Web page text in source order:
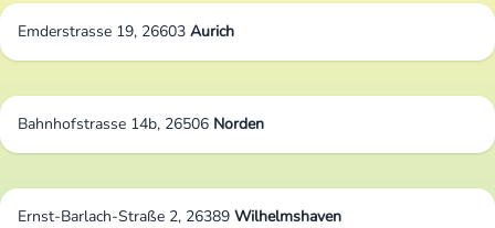
Emderstrasse 19, 26603 Aurich
Bahnhofstrasse 14b, 26506 Norden
Ernst-Barlach-Straße 2, 26389 Wilhelmshaven